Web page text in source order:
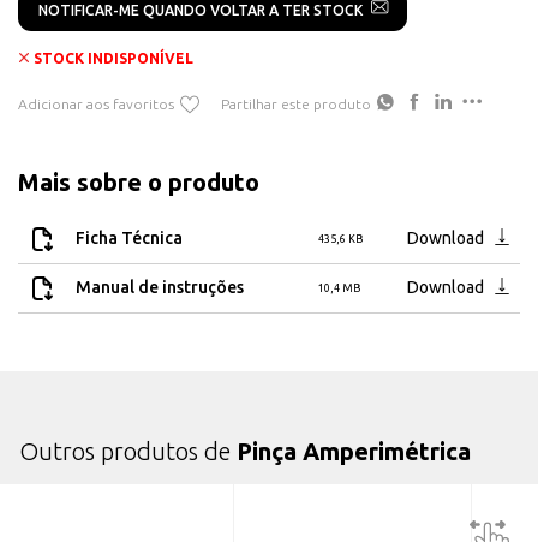
Auto Power Off
Peso Líquido: 390 g
NOTIFICAR-ME QUANDO VOLTAR A TER STOCK
STOCK INDISPONÍVEL
Adicionar aos favoritos Partilhar este produto
Mais sobre o produto
Ficha Técnica 435,6 KB Download
Manual de instruções 10,4 MB Download
Outros produtos de Pinça Amperimétrica